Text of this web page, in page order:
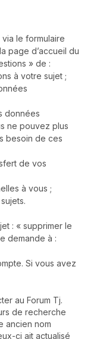
le formulaire
page d’accueil du
» de :
à votre sujet ;
données
ne pouvez plus
besoin de ces
de vos
à vous ;
: « supprimer le
demande à :
Si vous avez
au Forum Tj.
de recherche
ancien nom
ci ait actualisé